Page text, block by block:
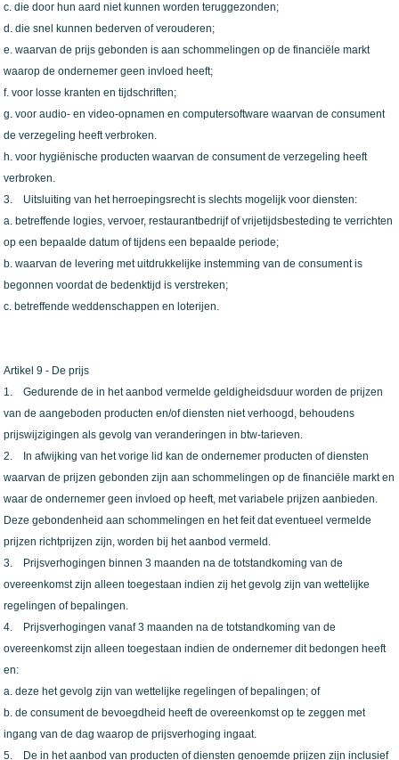
c. die door hun aard niet kunnen worden teruggezonden;
d. die snel kunnen bederven of verouderen;
e. waarvan de prijs gebonden is aan schommelingen op de financiële markt
waarop de ondernemer geen invloed heeft;
f. voor losse kranten en tijdschriften;
g. voor audio- en video-opnamen en computersoftware waarvan de consument
de verzegeling heeft verbroken.
h. voor hygiënische producten waarvan de consument de verzegeling heeft
verbroken.
3. Uitsluiting van het herroepingsrecht is slechts mogelijk voor diensten:
a. betreffende logies, vervoer, restaurantbedrijf of vrijetijdsbesteding te verrichten
op een bepaalde datum of tijdens een bepaalde periode;
b. waarvan de levering met uitdrukkelijke instemming van de consument is
begonnen voordat de bedenktijd is verstreken;
c. betreffende weddenschappen en loterijen.
Artikel 9 - De prijs
1. Gedurende de in het aanbod vermelde geldigheidsduur worden de prijzen
van de aangeboden producten en/of diensten niet verhoogd, behoudens
prijswijzigingen als gevolg van veranderingen in btw-tarieven.
2. In afwijking van het vorige lid kan de ondernemer producten of diensten
waarvan de prijzen gebonden zijn aan schommelingen op de financiële markt en
waar de ondernemer geen invloed op heeft, met variabele prijzen aanbieden.
Deze gebondenheid aan schommelingen en het feit dat eventueel vermelde
prijzen richtprijzen zijn, worden bij het aanbod vermeld.
3. Prijsverhogingen binnen 3 maanden na de totstandkoming van de
overeenkomst zijn alleen toegestaan indien zij het gevolg zijn van wettelijke
regelingen of bepalingen.
4. Prijsverhogingen vanaf 3 maanden na de totstandkoming van de
overeenkomst zijn alleen toegestaan indien de ondernemer dit bedongen heeft
en:
a. deze het gevolg zijn van wettelijke regelingen of bepalingen; of
b. de consument de bevoegdheid heeft de overeenkomst op te zeggen met
ingang van de dag waarop de prijsverhoging ingaat.
5. De in het aanbod van producten of diensten genoemde prijzen zijn inclusief